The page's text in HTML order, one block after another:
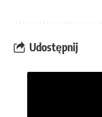
Udostępnij